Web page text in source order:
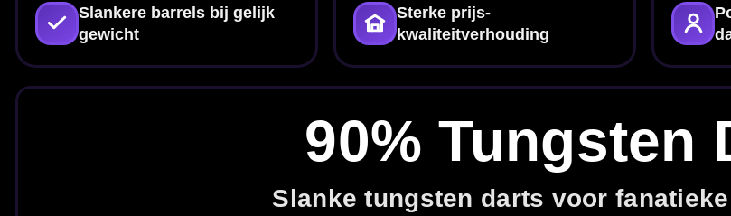
90% Tungsten Dartpijlen
Slanke tungsten darts voor fanatieke en gevorderde spelers
90% tungsten dartpijlen? In deze categorie vind je
met een sterke prijs-kwaliteitverhouding. Deze darts zijn
spelers die een compactere barrel zoeken dan bij lagere tungsten
wilt vergelijken.